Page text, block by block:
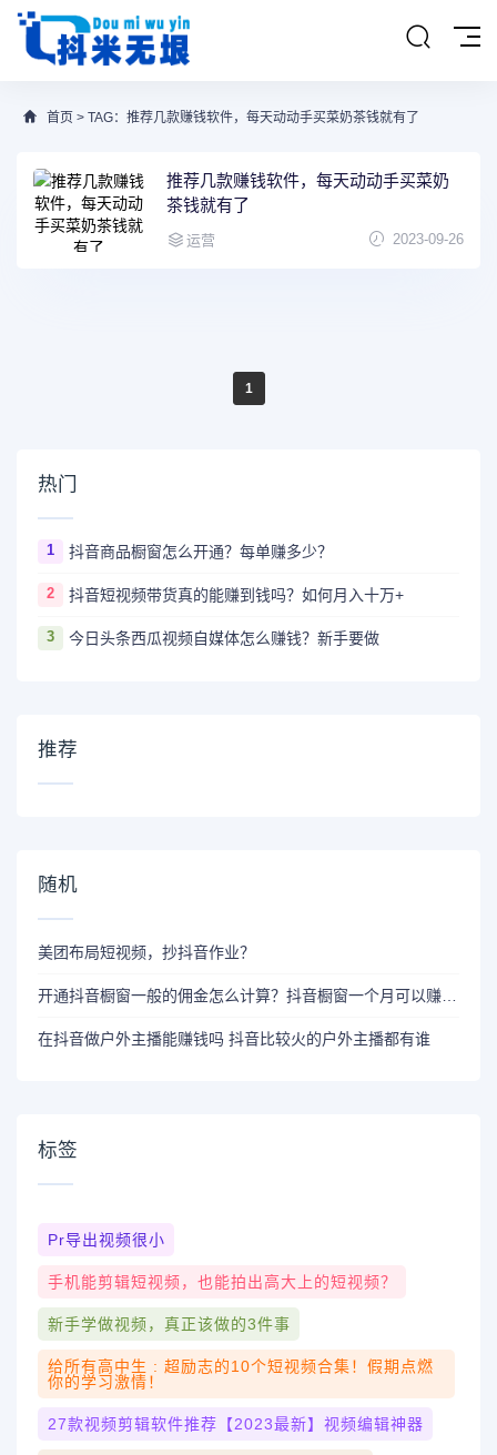
首页 > TAG：推荐几款赚钱软件，每天动动手买菜奶茶钱就有了
推荐几款赚钱软件，每天动动手买菜奶
茶钱就有了
运营 2023-09-26
1
热门
1 抖音商品橱窗怎么开通？每单赚多少？
2 抖音短视频带货真的能赚到钱吗？如何月入十万+
3 今日头条西瓜视频自媒体怎么赚钱？新手要做
推荐
随机
美团布局短视频，抄抖音作业？
在抖音做户外主播能赚钱吗 抖音比较火的户外主播都有谁
标签
Pr导出视频很小
手机能剪辑短视频，也能拍出高大上的短视频？
新手学做视频，真正该做的3件事
给所有高中生 : 超励志的10个短视频合集！假期点燃
你的学习激情！
27款视频剪辑软件推荐【2023最新】视频编辑神器